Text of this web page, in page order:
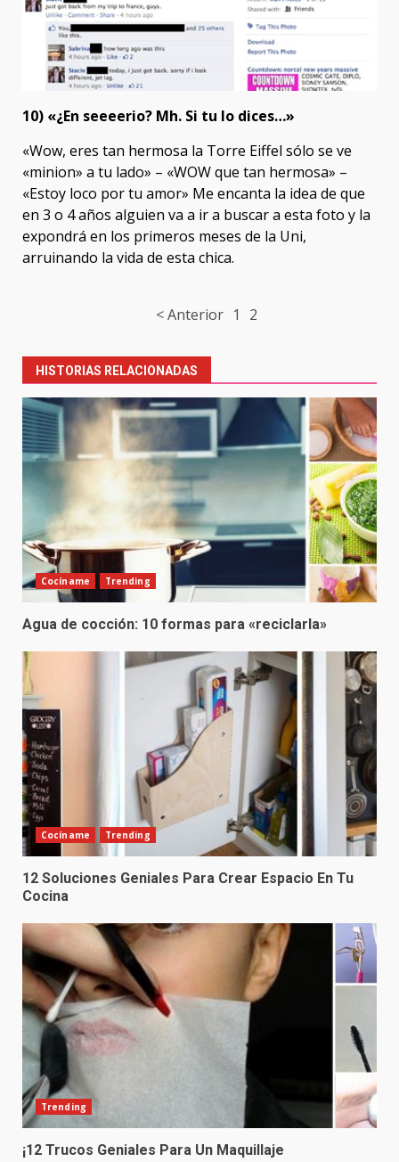
10) «¿En seeeerio? Mh. Si tu lo dices…»
«Wow, eres tan hermosa la Torre Eiffel sólo se ve
«minion» a tu lado» – «WOW que tan hermosa» –
«Estoy loco por tu amor» Me encanta la idea de que
en 3 o 4 años alguien va a ir a buscar a esta foto y la
expondrá en los primeros meses de la Uni,
arruinando la vida de esta chica.
< Anterior 1 2
HISTORIAS RELACIONADAS
Cocíname Trending
Agua de cocción: 10 formas para «reciclarla»
Cocíname Trending
12 Soluciones Geniales Para Crear Espacio En Tu
Cocina
Trending
¡12 Trucos Geniales Para Un Maquillaje